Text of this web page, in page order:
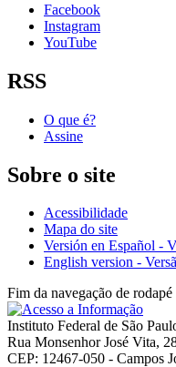
Facebook
Instagram
YouTube
RSS
O que é?
Assine
Sobre o site
Acessibilidade
Mapa do site
Versión en Español -
English version -
Fim da navegação de rodapé
Instituto Federal de São
Rua Monsenhor José Vita,
CEP: 12467-050 - Campos